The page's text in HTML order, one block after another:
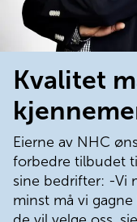
Kvalitet
Eierne av NHC
forbedre tilbudet
sine bedrifter: -Vi
minst må vi